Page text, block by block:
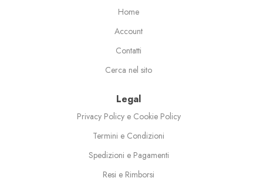
Home
Account
Contatti
Cerca nel sito
Legal
Privacy Policy e Cookie Policy
Termini e Condizioni
Spedizioni e Pagamenti
Resi e Rimborsi